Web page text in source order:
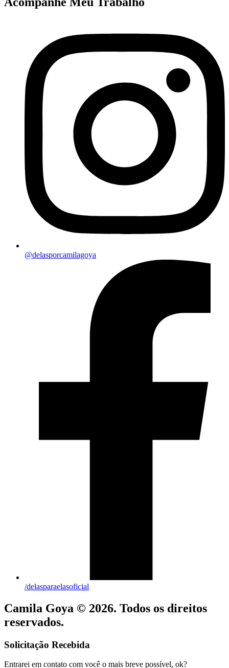
@delasporcamilagoya
/delasparaelasoficial
Camila Goya © 2026. Todos os direitos
reservados.
Solicitação Recebida
Entrarei em contato com você o mais breve possível, ok?